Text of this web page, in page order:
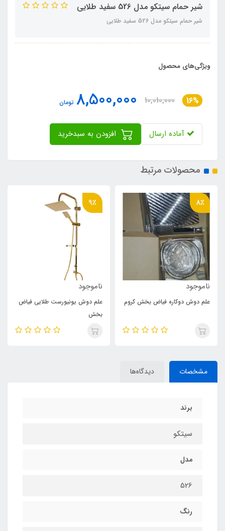
شیر حمام سیتکو مدل 526 سفید طلایی
شیر حمام سیتکو مدل 526 سفید طلایی
ویژگی‌های محصول
16%
10,010,000
8,500,000 تومان
آماده ارسال
محصولات مرتبط
8٪
ناموجود
علم دوش دوکاره فیاض بخش کروم
9٪
ناموجود
علم دوش یونیورست طلایی فیاض
بخش
مشخصات دیدگاه‌ها
برند
سیتکو
مدل
526
رنگ